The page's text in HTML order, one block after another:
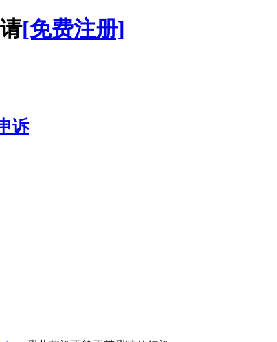
[免费注册]
诉